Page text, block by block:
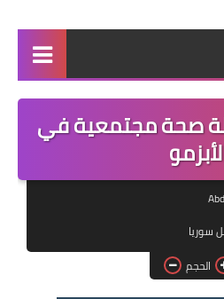
القائمة
مناقصات
فرص عمل داخل سوريا
فرص عمل في العراق
فرص عمل في اليمن
صحة مجتمعية في
سوريا
الحجم